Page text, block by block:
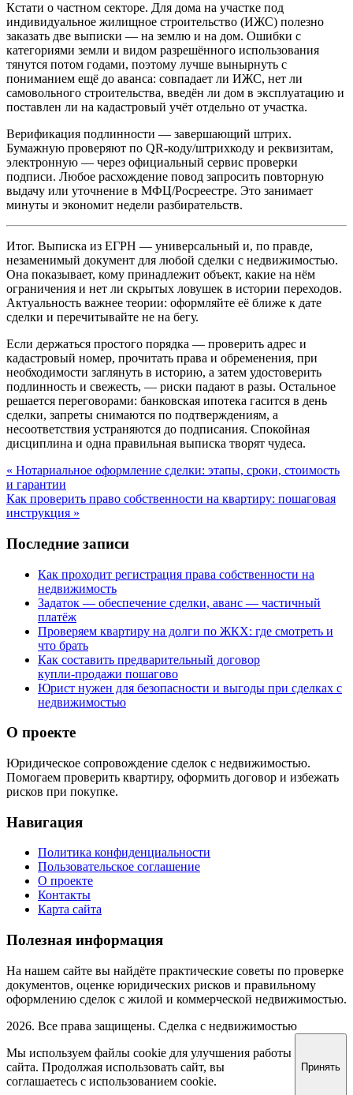
Кстати о частном секторе. Для дома на участке под
индивидуальное жилищное строительство (ИЖС) полезно
заказать две выписки — на землю и на дом. Ошибки с
категориями земли и видом разрешённого использования
тянутся потом годами, поэтому лучше вынырнуть с
пониманием ещё до аванса: совпадает ли ИЖС, нет ли
самовольного строительства, введён ли дом в эксплуатацию и
поставлен ли на кадастровый учёт отдельно от участка.
Верификация подлинности — завершающий штрих.
Бумажную проверяют по QR‑коду/штрихкоду и реквизитам,
электронную — через официальный сервис проверки
подписи. Любое расхождение повод запросить повторную
выдачу или уточнение в МФЦ/Росреестре. Это занимает
минуты и экономит недели разбирательств.
Итог. Выписка из ЕГРН — универсальный и, по правде,
незаменимый документ для любой сделки с недвижимостью.
Она показывает, кому принадлежит объект, какие на нём
ограничения и нет ли скрытых ловушек в истории переходов.
Актуальность важнее теории: оформляйте её ближе к дате
сделки и перечитывайте не на бегу.
Если держаться простого порядка — проверить адрес и
кадастровый номер, прочитать права и обременения, при
необходимости заглянуть в историю, а затем удостоверить
подлинность и свежесть, — риски падают в разы. Остальное
решается переговорами: банковская ипотека гасится в день
сделки, запреты снимаются по подтверждениям, а
несоответствия устраняются до подписания. Спокойная
дисциплина и одна правильная выписка творят чудеса.
« Нотариальное оформление сделки: этапы, сроки, стоимость
и гарантии
Как проверить право собственности на квартиру: пошаговая
инструкция »
Последние записи
Как проходит регистрация права собственности на
недвижимость
Задаток — обеспечение сделки, аванс — частичный
платёж
Проверяем квартиру на долги по ЖКХ: где смотреть и
что брать
Как составить предварительный договор
купли‑продажи пошагово
Юрист нужен для безопасности и выгоды при сделках с
недвижимостью
О проекте
Юридическое сопровождение сделок с недвижимостью.
Помогаем проверить квартиру, оформить договор и избежать
рисков при покупке.
Навигация
Политика конфиденциальности
Пользовательское соглашение
О проекте
Контакты
Карта сайта
Полезная информация
На нашем сайте вы найдёте практические советы по проверке
документов, оценке юридических рисков и правильному
оформлению сделок с жилой и коммерческой недвижимостью.
2026. Все права защищены. Сделка с недвижимостью
Мы используем файлы cookie для улучшения работы
сайта. Продолжая использовать сайт, вы
соглашаетесь с использованием cookie.
Принять